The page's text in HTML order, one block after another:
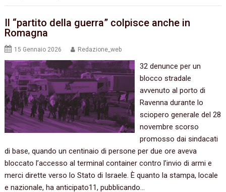
Il “partito della guerra” colpisce anche in
Romagna
15 Gennaio 2026 Redazione_web
32 denunce per un
blocco stradale
avvenuto al porto di
Ravenna durante lo
sciopero generale del 28
novembre scorso
promosso dai sindacati
di base, quando un centinaio di persone per due ore aveva
bloccato l’accesso al terminal container contro l’invio di armi e
merci dirette verso lo Stato di Israele. È quanto la stampa, locale
e nazionale, ha anticipato11, pubblicando…